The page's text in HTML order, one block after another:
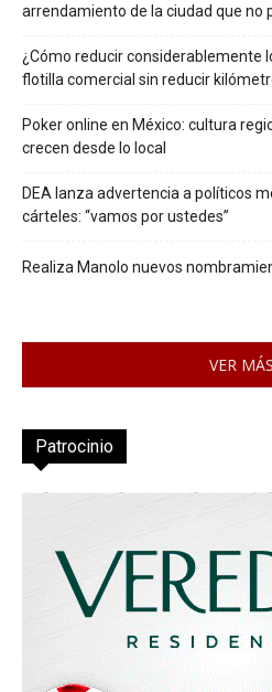
arrendamiento de la ciudad que no
¿Cómo reducir considerablemente
flotilla comercial sin reducir
Poker online en México: cultura
crecen desde lo local
DEA lanza advertencia a políticos
cárteles: “vamos por ustedes”
Realiza Manolo nuevos
VER
Patrocinio